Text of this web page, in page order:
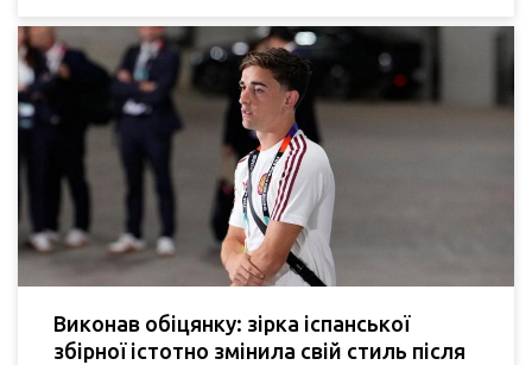
Виконав обіцянку: зірка іспанської
збірної істотно змінила свій стиль після